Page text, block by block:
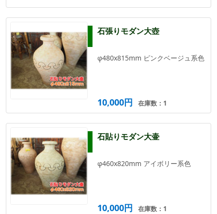
石張りモダン大壺
φ480x815mm ピンクベージュ系色
10,000円 在庫数：1
石貼りモダン大壷
φ460x820mm アイボリー系色
10,000円 在庫数：1